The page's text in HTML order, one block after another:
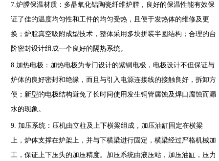
7. 炉膛保温材质： 多晶氧化铝陶瓷纤维炉膛，良好的保温性能有效保
证了佳的温度均匀性和工件的均匀受热，且便于发热体的维修及更
换；炉膛真空吸附成型技术，整体采用多块拼装半圆结构；合理的台
阶密封设计组成一个良好的隔热系统。
8. 加热电极：加热电极为专门设计的紫铜电极，电极设计不但保证与
炉体的良好密封和绝缘，而且与引入电源连接线的接触良好，拆卸方
便；新型的电极结构避免了长时间使用发生铜管腐蚀及焊口腐蚀而漏
水的现象。
9. 加压系统：压机由立柱及上下横梁组成，加压油缸固定在横梁
上，炉体支撑在炉架上，并与下横梁进行固定，横梁经过严格机械加
工，保证上下压头的加压精度。加压系统由液压站，加压油缸，压力